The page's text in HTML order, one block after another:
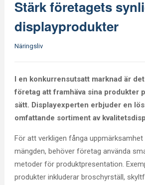
Stärk företagets
displayprodukter
Näringsliv
I en konkurrensutsatt marknad är
företag att framhäva sina produkter
sätt. Displayexperten erbjuder en
omfattande sortiment av
För att verkligen fånga
mängden, behöver företag använda
metoder för produktpresentation.
produkter inkluderar broschyrställ,